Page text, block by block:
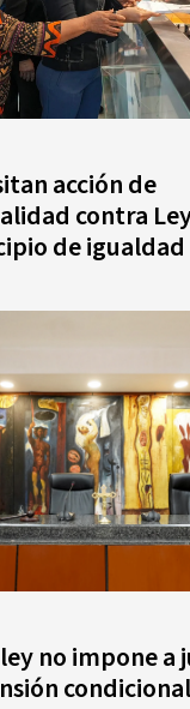
acción de
contra
de igualdad
no impone a